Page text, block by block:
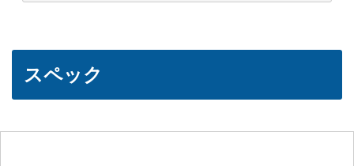
スペック